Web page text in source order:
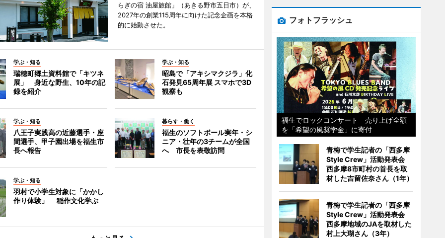
らぎの宿 油屋旅館」（あきる野市五日市）が、
2027年の創業115周年に向けた記念企画を本格
的に始動させた。
学ぶ・知る
瑞穂町郷土資料館で「キツネ
展」 身近な野生、10年の記
録を紹介
学ぶ・知る
昭島で「アキシマクジラ」化
石発見65周年展 スマホで3D
観察も
学ぶ・知る
八王子実践高の近藤選手・座
間選手、甲子園出場を福生市
長へ報告
暮らす・働く
福生のソフトボール実年・シ
ニア・壮年の3チームが全国
へ 市長を表敬訪問
学ぶ・知る
羽村で小学生対象に「かかし
作り体験」 稲作文化学ぶ
フォトフラッシュ
福生でロックコンサート 売り上げ全額
を「希望の風奨学金」に寄付
青梅で学生記者の「西多摩
Style Crew」活動発表会
西多摩8市町村の首長を取
材した吉留佐奈さん（1年）
青梅で学生記者の「西多摩
Style Crew」活動発表会
西多摩地域のJAを取材した
村上大瑚さん（3年）